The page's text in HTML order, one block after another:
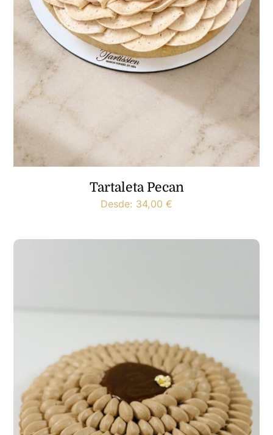
Tartaleta Pecan
Desde: 34,00 €